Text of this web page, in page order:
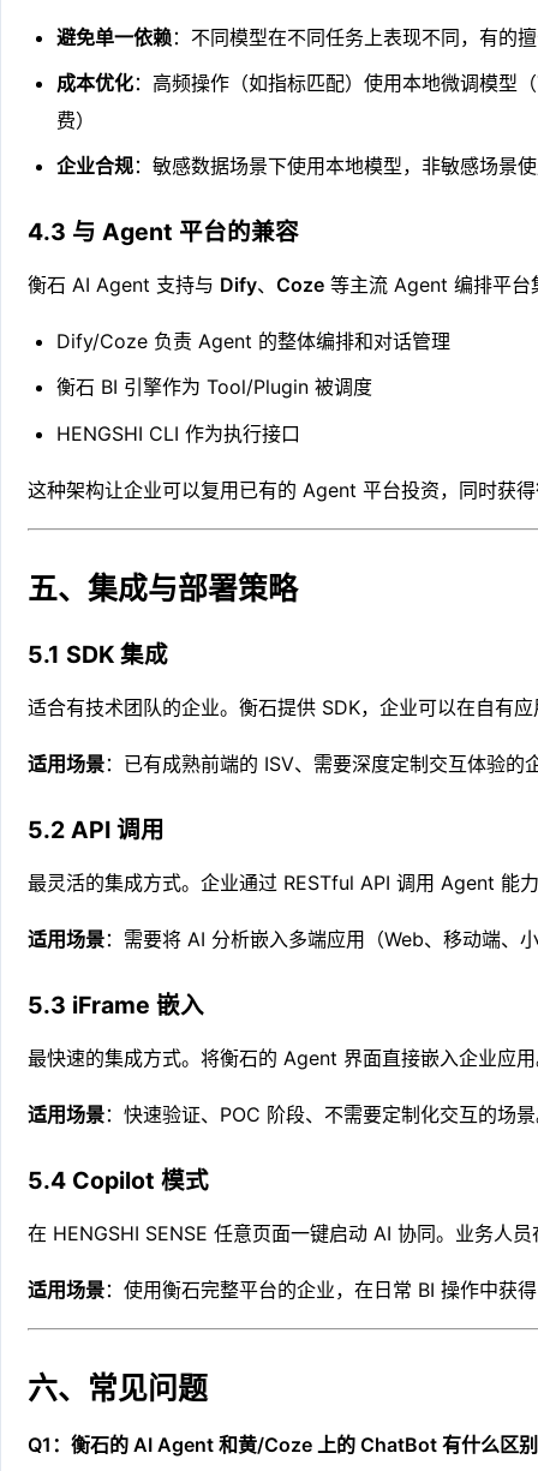
避免单一依赖：不同模型在不同任务上表现不同，有的
成本优化：高频操作（如指标匹配）使用本地微调模型
费）
企业合规：敏感数据场景下使用本地模型，非敏感场景
4.3 与 Agent 平台的兼容
衡石 AI Agent 支持与 Dify、Coze 等主流 Agent 编排平台
Dify/Coze 负责 Agent 的整体编排和对话管理
衡石 BI 引擎作为 Tool/Plugin 被调度
HENGSHI CLI 作为执行接口
这种架构让企业可以复用已有的 Agent 平台投资，同时获
五、集成与部署策略
5.1 SDK 集成
适合有技术团队的企业。衡石提供 SDK，企业可以在自有
适用场景：已有成熟前端的 ISV、需要深度定制交互体验的
5.2 API 调用
最灵活的集成方式。企业通过 RESTful API 调用 Agent 能
适用场景：需要将 AI 分析嵌入多端应用（Web、移动端、
5.3 iFrame 嵌入
最快速的集成方式。将衡石的 Agent 界面直接嵌入企业应
适用场景：快速验证、POC 阶段、不需要定制化交互的场
5.4 Copilot 模式
在 HENGSHI SENSE 任意页面一键启动 AI 协同。业务人
适用场景：使用衡石完整平台的企业，在日常 BI 操作中获
六、常见问题
Q1：衡石的 AI Agent 和黄/Coze 上的 ChatBot 有什么区